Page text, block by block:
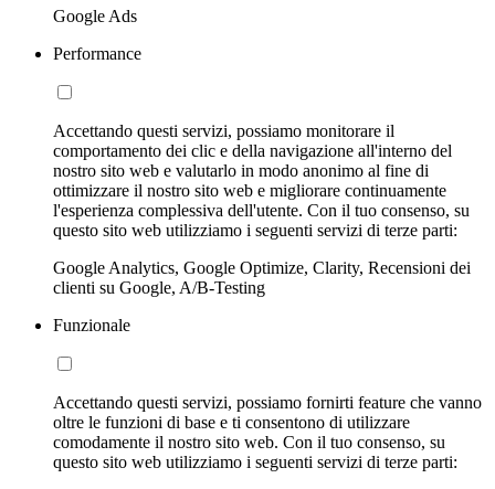
Google Ads
Performance
Accettando questi servizi, possiamo monitorare il
comportamento dei clic e della navigazione all'interno del
nostro sito web e valutarlo in modo anonimo al fine di
ottimizzare il nostro sito web e migliorare continuamente
l'esperienza complessiva dell'utente. Con il tuo consenso, su
questo sito web utilizziamo i seguenti servizi di terze parti:
Google Analytics, Google Optimize, Clarity, Recensioni dei
clienti su Google, A/B-Testing
Funzionale
Accettando questi servizi, possiamo fornirti feature che vanno
oltre le funzioni di base e ti consentono di utilizzare
comodamente il nostro sito web. Con il tuo consenso, su
questo sito web utilizziamo i seguenti servizi di terze parti: